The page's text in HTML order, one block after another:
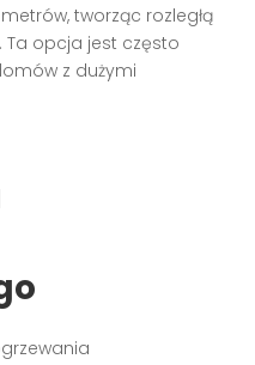
tworząc rozległą
Ta opcja jest często
z dużymi